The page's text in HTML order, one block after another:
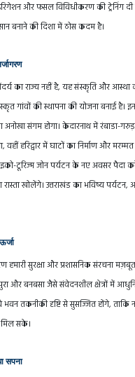
और फसल विविधीकरण की ट्रेनिंग
बनाने की दिशा में ठोस कदम है।
का राज्य नहीं है, यह संस्कृति और आस्था
गांवों की स्थापना की योजना बनाई है। इन
संगम होगा। केदारनाथ में रंबाडा-
हरिद्वार में घाटों का निर्माण और
इको-टूरिज्म जोन पर्यटन के नए अवसर पैदा
खोलेंगे। उत्तराखंड का भविष्य
हमारी सुरक्षा और प्रशासनिक संरचना
और बनबसा जैसे संवेदनशील क्षेत्रों में
भवन तकनीकी दृष्टि से सुसज्जित होंगे, ताकि
मिल सके।
सपना